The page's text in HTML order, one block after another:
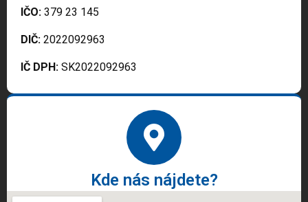
IČO: 379 23 145
DIČ: 2022092963
IČ DPH: SK2022092963
Kde nás nájdete?